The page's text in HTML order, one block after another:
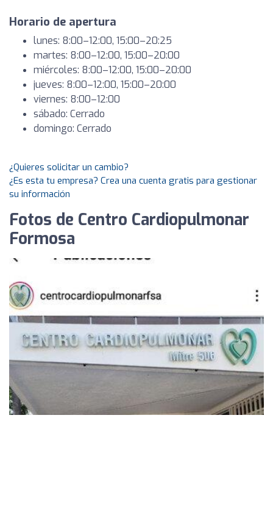
Horario de apertura
lunes: 8:00–12:00, 15:00–20:25
martes: 8:00–12:00, 15:00–20:00
miércoles: 8:00–12:00, 15:00–20:00
jueves: 8:00–12:00, 15:00–20:00
viernes: 8:00–12:00
sábado: Cerrado
domingo: Cerrado
¿Quieres solicitar un cambio?
¿Es esta tu empresa? Crea una cuenta gratis para gestionar
su información
Fotos de Centro Cardiopulmonar
Formosa